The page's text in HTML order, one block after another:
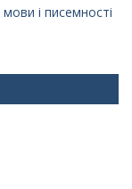
і писемності